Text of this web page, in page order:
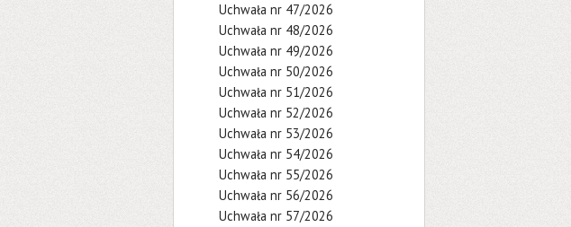
Uchwała nr 47/2026
Uchwała nr 48/2026
Uchwała nr 49/2026
Uchwała nr 50/2026
Uchwała nr 51/2026
Uchwała nr 52/2026
Uchwała nr 53/2026
Uchwała nr 54/2026
Uchwała nr 55/2026
Uchwała nr 56/2026
Uchwała nr 57/2026